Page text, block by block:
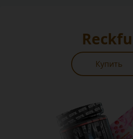
Купить